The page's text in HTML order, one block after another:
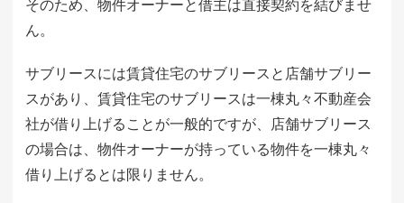
そのため、物件オーナーと借主は直接契約を結びませ
ん。
サブリースには賃貸住宅のサブリースと店舗サブリー
スがあり、賃貸住宅のサブリースは一棟丸々不動産会
社が借り上げることが一般的ですが、店舗サブリース
の場合は、物件オーナーが持っている物件を一棟丸々
借り上げるとは限りません。